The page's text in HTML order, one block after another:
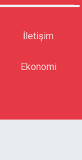
İletişim
Ekonomi